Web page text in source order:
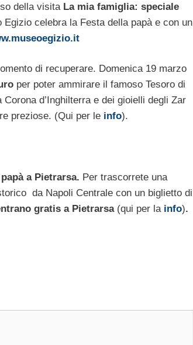
della visita La mia famiglia: speciale
celebra la Festa della papà e con un
di recuperare. Domenica 19 marzo
per poter ammirare il famoso Tesoro di
d’Inghilterra e dei gioielli degli Zar
preziose. (Qui per le info).
a Pietrarsa. Per trascorrete una
da Napoli Centrale con un biglietto di
gratis a Pietrarsa (qui per la info).